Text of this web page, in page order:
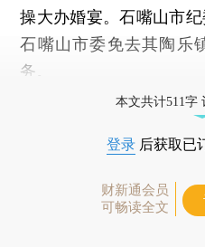
操大办婚宴。石嘴山市
石嘴山市委免去其陶乐
务。
本文共计511字
登录 后获取已
财新通会员
可畅读全文